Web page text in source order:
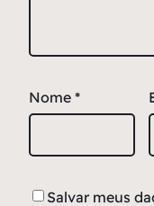
Nome *
Salvar meus